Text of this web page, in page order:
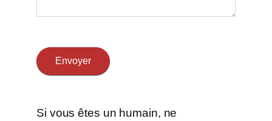
Envoyer
Si vous êtes un humain, ne